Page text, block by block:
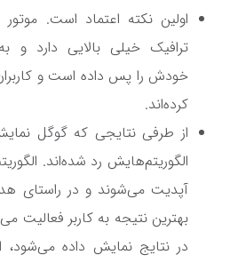
اولین نکته اعتماد است.
ترافیک خیلی بالایی دارد و
خودش را پس داده است و
کرده‌اند.
از طرفی نتایجی که گوگل
الگوریتم‌هایش رد شده‌اند.
آپدیت می‌شوند و در راستای
بهترین نتیجه به کاربر فعالیت
در نتایج نمایش داده می‌شود،